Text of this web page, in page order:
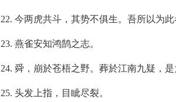
22. 今两虎共斗，其势不俱生。吾所以为
23. 燕雀安知鸿鹄之志。
24. 舜，崩於苍梧之野。葬於江南九疑，是
25. 头发上指，目眦尽裂。